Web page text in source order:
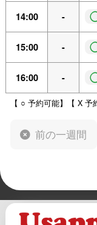
14:00 -
15:00 -
16:00 -
【 ○ 予約可能】【 X 予
前の一週間